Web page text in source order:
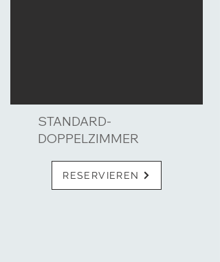
STANDARD-
DOPPELZIMMER
RESERVIEREN